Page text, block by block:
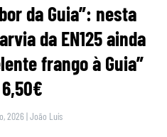
da Guia”: nesta
da EN125 ainda
frango à Guia”
2026 |João Luís